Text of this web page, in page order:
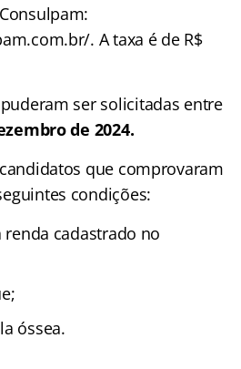
. A taxa é de R$
puderam ser solicitadas entre
de 2024.
que comprovaram
condições:
renda cadastrado no
óssea.